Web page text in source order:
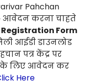
Pahchan
आवेदन करना चाहते
Form
आईडी डाउनलोड
पत्र केंद्र पर
के लिए आवेदन कर
Here